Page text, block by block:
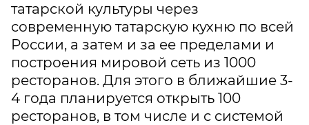
татарской культуры через
современную татарскую кухню по всей
России, а затем и за ее пределами и
построения мировой сеть из 1000
ресторанов. Для этого в ближайшие 3-
4 года планируется открыть 100
ресторанов, в том числе и с системой